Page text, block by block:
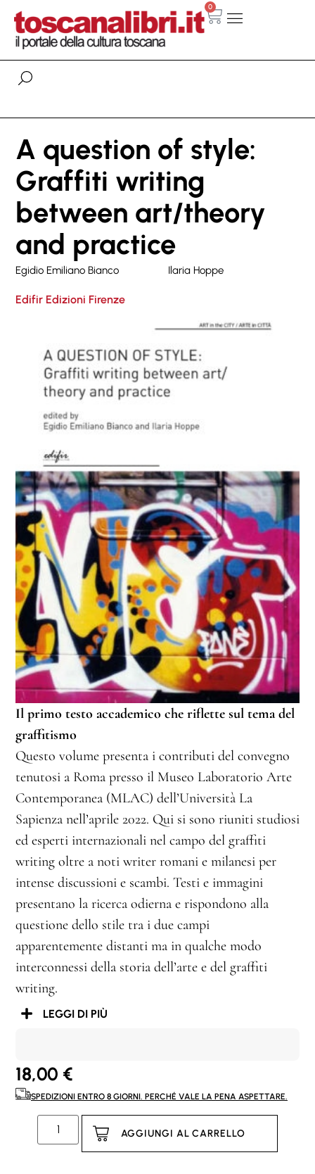
0
A question of style:
Graffiti writing
between art/theory
and practice
Egidio Emiliano Bianco Ilaria Hoppe
Edifir Edizioni Firenze
Il primo testo accademico che riflette sul tema del
graffitismo
Questo volume presenta i contributi del convegno
tenutosi a Roma presso il Museo Laboratorio Arte
Contemporanea (MLAC) dell’Università La
Sapienza nell’aprile 2022. Qui si sono riuniti studiosi
ed esperti internazionali nel campo del graffiti
writing oltre a noti writer romani e milanesi per
intense discussioni e scambi. Testi e immagini
presentano la ricerca odierna e rispondono alla
questione dello stile tra i due campi
apparentemente distanti ma in qualche modo
interconnessi della storia dell’arte e del graffiti
writing.
LEGGI DI PIÙ
18,00 €
SPEDIZIONI ENTRO 8 GIORNI. PERCHÉ VALE LA PENA ASPETTARE.
AGGIUNGI AL CARRELLO